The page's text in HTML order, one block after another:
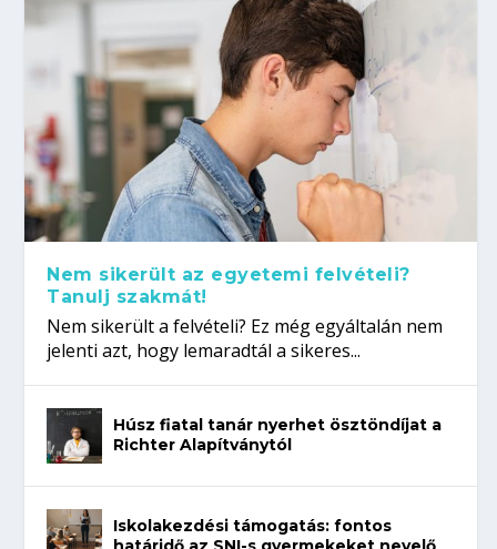
Nem sikerült az egyetemi felvételi?
Tanulj szakmát!
Nem sikerült a felvételi? Ez még egyáltalán nem
jelenti azt, hogy lemaradtál a sikeres...
Húsz fiatal tanár nyerhet ösztöndíjat a
Richter Alapítványtól
Iskolakezdési támogatás: fontos